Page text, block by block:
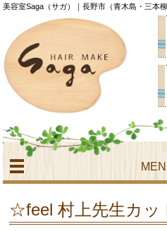
美容室Saga（サガ）｜長野市（青木島・三本
☆feel 村上先生カ